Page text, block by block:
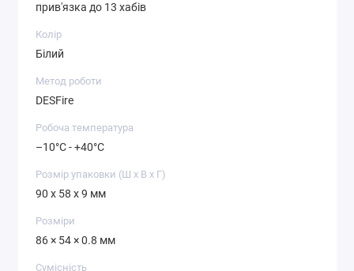
прив'язка до 13 хабів
Колір
Білий
Метод роботи
DESFire
Робоча температура
–10°C - +40°C
Розмір упаковки (Ш х В х Г)
90 x 58 x 9 мм
Розміри
86 × 54 × 0.8 мм
Сумісність